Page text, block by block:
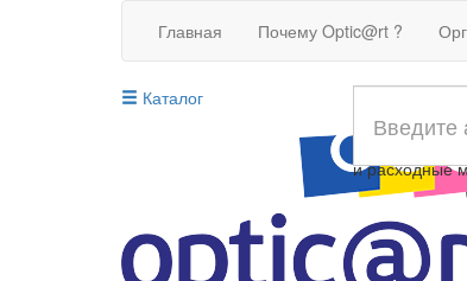
Главная Почему Optic@rt ?
Каталог
Совместимые
и расходные